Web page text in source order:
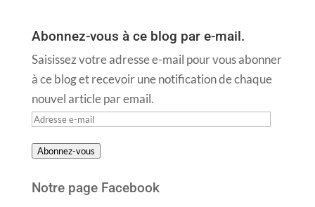
Abonnez-vous à ce blog par e-mail.
Saisissez votre adresse e-mail pour vous abonner
à ce blog et recevoir une notification de chaque
nouvel article par email.
Adresse
mail
Abonnez-vous
Notre page Facebook